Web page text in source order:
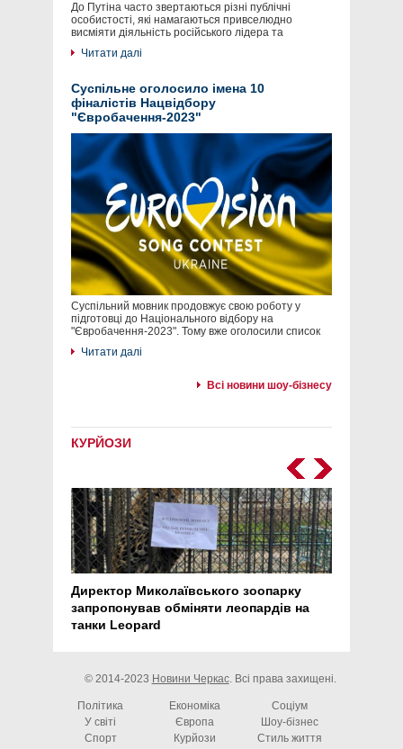
До Путіна часто звертаються різні публічні
особистості, які намагаються привселюдно
висміяти діяльність російського лідера та
Читати далі
Суспільне оголосило імена 10
фіналістів Нацвідбору
"Євробачення-2023"
Суспільний мовник продовжує свою роботу у
підготовці до Національного відбору на
"Євробачення-2023". Тому вже оголосили список
Читати далі
Всі новини шоу-бізнесу
КУРЙОЗИ
Директор Миколаївського зоопарку
запропонував обміняти леопардів на
танки Leopard
© 2014-2023 Новини Черкас. Всі права захищені.
Політика Економіка
Соціум
У світі
Європа
Шоу-бізнес
Спорт
Курйози
Стиль життя